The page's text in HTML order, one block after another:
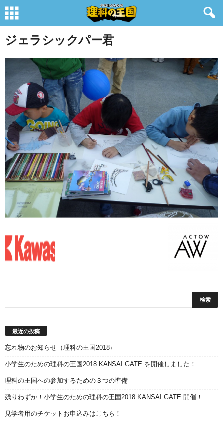
ジェラシックパー君
最近の投稿
忘れ物のお知らせ（理科の王国2018）
小学生のための理科の王国2018 KANSAI GATE を開催しました！
理科の王国への参加するための３つの準備
残りわずか！小学生のための理科の王国2018 KANSAI GATE 開催！
見学者用のチケットお申込みはこちら！